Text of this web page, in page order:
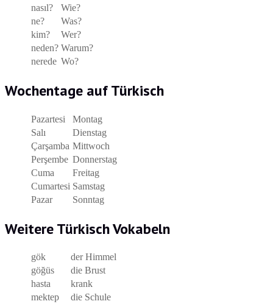
nasıl?
Wie?
ne?
Was?
kim?
Wer?
neden? Warum?
nerede Wo?
Wochentage auf Türkisch
Pazartesi
Montag
Salı
Dienstag
Çarşamba Mittwoch
Perşembe Donnerstag
Cuma
Freitag
Cumartesi Samstag
Pazar
Sonntag
Weitere Türkisch Vokabeln
gök
der Himmel
göğüs
die Brust
hasta
krank
mektep
die Schule